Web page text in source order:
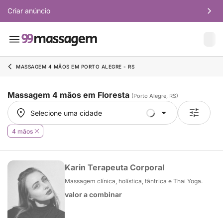
Criar anúncio
MASSAGEM 4 MÃOS EM PORTO ALEGRE - RS
Massagem 4 mãos em Floresta (Porto Alegre, RS)
Selecione uma cidade
Selecione uma cidade
4 mãos
Karin Terapeuta Corporal
Massagem clínica, holística, tântrica e Thai Yoga.
valor a combinar